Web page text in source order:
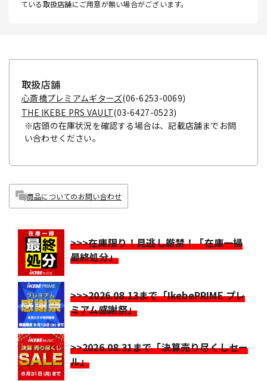
ている取扱店舗にご用意が無い場合がございます。
取扱店舗
心斎橋プレミアムギターズ(06-6253-0069)
THE IKEBE PRS VAULT(03-6427-0523)
※店頭の在庫状況を確認する場合は、記載店舗までお問
い合わせください。
商品についてのお問い合わせ
>>>在庫限り！見逃し厳禁！「在庫一掃
最終処分」
>>>2026.08.13まで「IkebePRIME プレ
ミアム感謝祭」
>>2026.08.31まで「決算売り尽くしセー
ル」